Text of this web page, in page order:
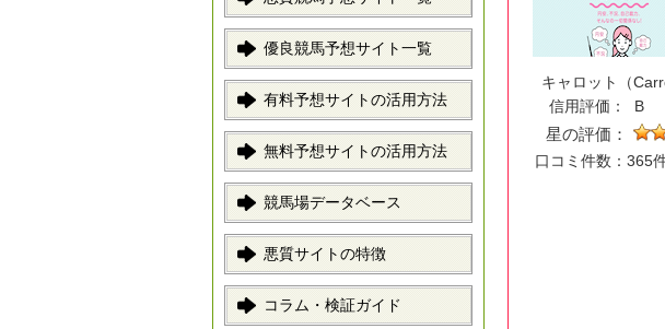
優良競馬予想サイト一覧
有料予想サイトの活用方法
無料予想サイトの活用方法
競馬場データベース
悪質サイトの特徴
コラム・検証ガイド
キャロット（
信用評価：
B
星の評価：
口コミ件数：365